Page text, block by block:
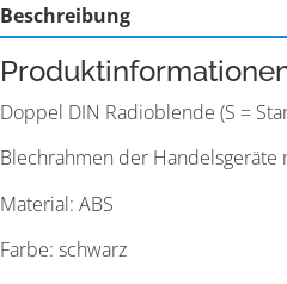
Beschreibung
Doppel DIN Radioblende (S =
Blechrahmen der
Material: ABS
Farbe: schwarz